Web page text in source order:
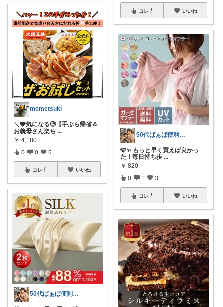
memetsuki
＼🩶気になる🧐【手ぶら帰省＆
お義母さん楽ち ...
￥ 4,180
0 0 5
コレ いいね
50代ばぁば便利ROOM
コレ いいね
50代ばぁば便利ROOM
🩷✨ もっと早く買えば良かっ
た！毎日持ち歩 ...
￥ 820
0 1 3
コレ いいね